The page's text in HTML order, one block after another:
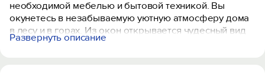
необходимой мебелью и бытовой техникой. Вы
окунетесь в незабываемую уютную атмосферу дома
в лесу и в горах. Из окон открывается чудесный вид
на горнолыжные трассы, вершину горы Мустаг и
Развернуть описание